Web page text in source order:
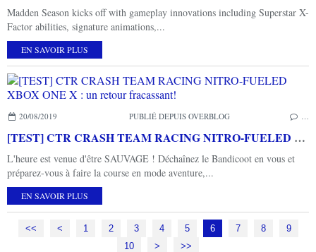
Madden Season kicks off with gameplay innovations including Superstar X-
Factor abilities, signature animations,...
EN SAVOIR PLUS
20/08/2019 PUBLIÉ DEPUIS OVERBLOG
[TEST] CTR CRASH TEAM RACING NITRO-FUELED XBOX ONE X : un retour fracassant!
L'heure est venue d'être SAUVAGE ! Déchaînez le Bandicoot en vous et
préparez-vous à faire la course en mode aventure,...
EN SAVOIR PLUS
<< < 1 2 3 4 5 6 7 8
9
10
20
> >>